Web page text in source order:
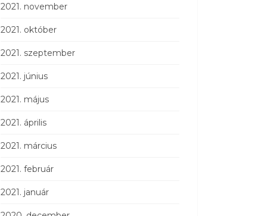
2021. november
2021. október
2021. szeptember
2021. június
2021. május
2021. április
2021. március
2021. február
2021. január